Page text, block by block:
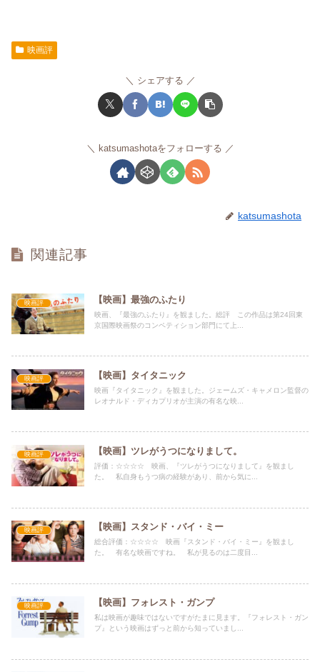
映画評
シェアする
katsumashotaをフォローする
katsumashota
関連記事
映画評 【映画】最強のふたり
映画、『最強のふたり』を観ました。総評 この作品は第24回東
京国際映画祭のコンペティション部門にて上...
映画評 【映画】タイタニック
映画『タイタニック』を観ました。ジェームズ・キャメロン監督の
レオナルド・ディカプリオが主演の有名な映...
映画評 【映画】ツレがうつになりまして。
評価：☆☆☆☆ 映画、『ツレがうつになりまして』を観まし
た。 私自身もうつ病の経験があり、前から気に...
映画評 【映画】スタンド・バイ・ミー
総合評価：☆☆☆☆ 映画『スタンド・バイ・ミー』を観まし
た。 有名な映画ですね。 私が見るのは二度目...
映画評 【映画】フォレスト・ガンプ
私は映画が趣味ではないですがたまに見ます。『フォレスト・ガン
プ』という映画はずっと前から知っていまし...